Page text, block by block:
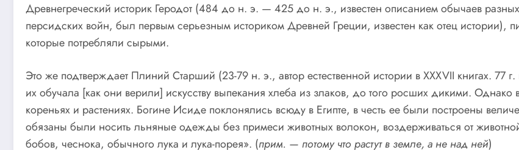
Древнегреческий историк Геродот (484 до н. э. — 425 до н. э., известен описанием обычаев
персидских войн, был первым серьезным историком Древней Греции, известен как отец истории),
которые потребляли сырыми.
Это же подтверждает Плиний Старший (23-79 н. э., автор естественной истории в XXXVII книгах.
их обучала [как они верили] искусству выпекания хлеба из злаков, до того росших дикими.
кореньях и растениях. Богине Исиде поклонялись всюду в Египте, в честь ее были построены
обязаны были носить льняные одежды без примеси животных волокон, воздерживаться от
бобов, чеснока, обычного лука и лука-порея». (прим. — потому что растут в земле, а не над ней)